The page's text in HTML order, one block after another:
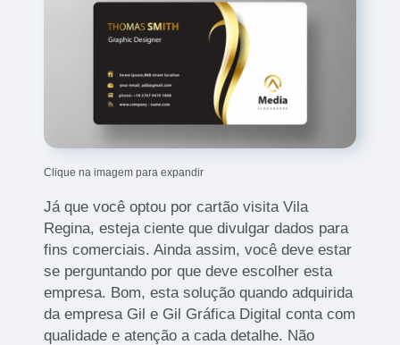
Clique na imagem para expandir
Já que você optou por cartão visita Vila
Regina, esteja ciente que divulgar dados para
fins comerciais. Ainda assim, você deve estar
se perguntando por que deve escolher esta
empresa. Bom, esta solução quando adquirida
da empresa Gil e Gil Gráfica Digital conta com
qualidade e atenção a cada detalhe. Não